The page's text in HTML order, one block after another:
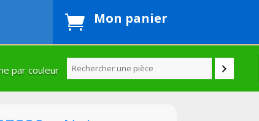
 Mon panier
par couleur